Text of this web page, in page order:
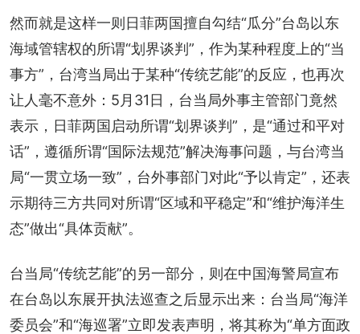
然而就是这样一则日菲两国擅自勾结“瓜分”台岛以东
海域管辖权的所谓“划界谈判”，作为某种程度上的“当
事方”，台湾当局出于某种“传统艺能”的反应，也再次
让人毫不意外：5月31日，台当局外事主管部门竟然
表示，日菲两国启动所谓“划界谈判”，是“通过和平对
话”，遵循所谓“国际法规范”解决海事问题，与台湾当
局“一贯立场一致”，台外事部门对此“予以肯定”，还表
示期待三方共同对所谓“区域和平稳定”和“维护海洋生
态”做出“具体贡献”。
台当局“传统艺能”的另一部分，则在中国海警局宣布
在台岛以东展开执法巡查之后显示出来：台当局“海洋
委员会”和“海巡署”立即发表声明，将其称为“单方面政